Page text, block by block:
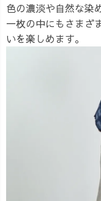
色の濃淡や自然な染
一枚の中にもさまざ
いを楽しめます。